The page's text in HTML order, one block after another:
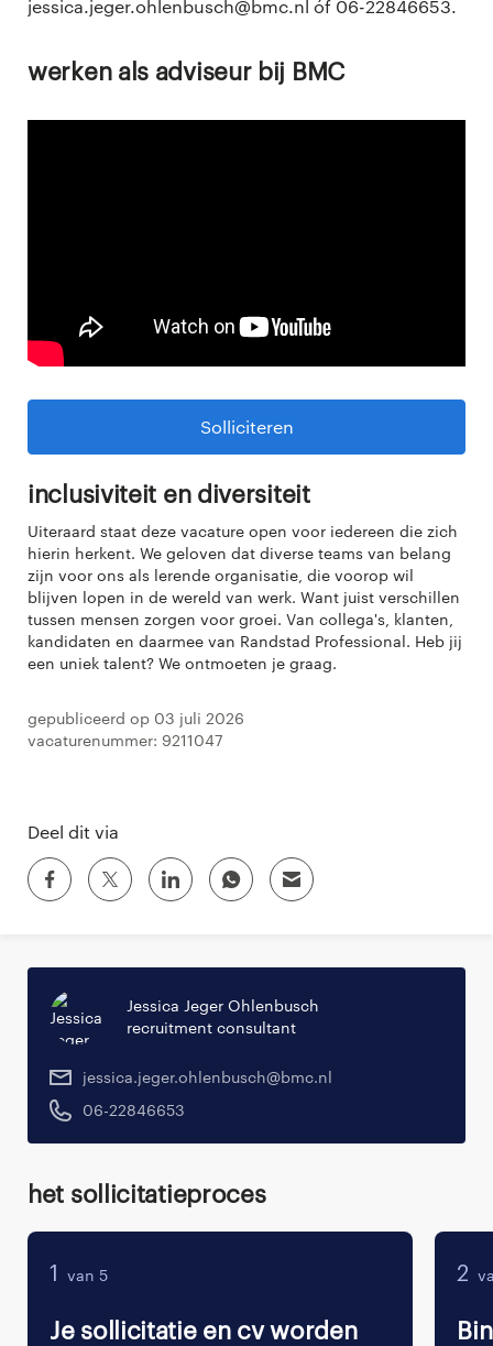
jessica.jeger.ohlenbusch@bmc.nl óf 06-22846653.
Werken als adviseur bij BMC
Solliciteren
Inclusiviteit en diversiteit
Uiteraard staat deze vacature open voor iedereen die zich
hierin herkent. We geloven dat diverse teams van belang
zijn voor ons als lerende organisatie, die voorop wil
blijven lopen in de wereld van werk. Want juist verschillen
tussen mensen zorgen voor groei. Van collega's, klanten,
kandidaten en daarmee van Randstad Professional. Heb jij
een uniek talent? We ontmoeten je graag.
Gepubliceerd op 03 juli 2026
Vacaturenummer: 9211047
Deel dit via
Jessica Jeger Ohlenbusch
recruitment consultant
jessica.jeger.ohlenbusch@bmc.nl
06-22846653
Het sollicitatieproces
1 van 5
Je sollicitatie en cv worden
2